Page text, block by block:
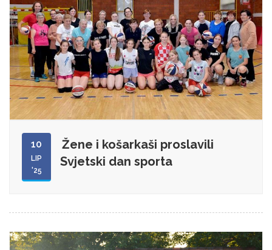
10
LIP
'25
Žene i košarkaši proslavili
Svjetski dan sporta